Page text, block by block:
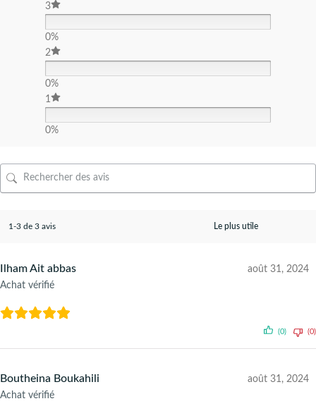
3
0%
2
0%
1
0%
1-3 de 3 avis
Ilham Ait abbas
Achat vérifié
août 31, 2024
(0) (0)
Boutheina Boukahili
Achat vérifié
août 31, 2024